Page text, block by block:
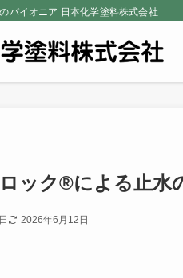
パイオニア 日本化学塗料株式会社
ック®による止水
2026年6月12日